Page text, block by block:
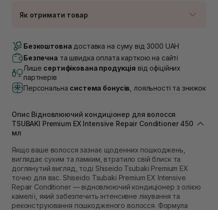
Як отримати товар
В наявності
Самовивіз м. Луцьк, вул. Винниченка 4
В наявності
Самовивіз м. Львів, вул. Академіка Підстригача, 1В
(Duck’s Lake)
В наявності
В наявності
Самовивіз м. Львів, вул. Степана Бандери 45
В наявності
Самовивіз м. Рівне, вул. Кулика і Гудачека 23 (ТЦ
Екватор)
В наявності
Безкоштовна доставка на суму від 3000 UAH
Безпечна та швидка оплата карткою на сайті
Лише сертифікована продукція від офіційних
партнерів
Персональна система бонусів , лояльності та знижок
Опис Відновлюючий кондиціонер для волосся
TSUBAKI Premium EX Intensive Repair Conditioner 450
мл
Якщо ваше волосся зазнає щоденних пошкоджень,
виглядає сухим та ламким, втратило свій блиск та
доглянутий вигляд, тоді Shiseido Tsubaki Premium EX
точно для вас. Shiseido Tsubaki Premium EX Intensive
Repair Conditioner —відновлюючий кондиціонер з олією
камелії, який забезпечить інтенсивне лікування та
реконструювання пошкодженого волосся. Формула